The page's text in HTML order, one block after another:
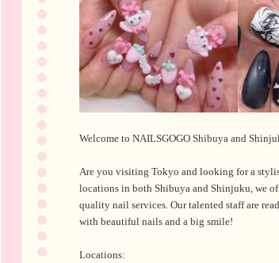
Welcome to NAILSGOGO Shibuya and
Are you visiting Tokyo and looking for a
locations in both Shibuya and Shinjuku, we
quality nail services. Our talented staff are
with beautiful nails and a big smile!
Locations: